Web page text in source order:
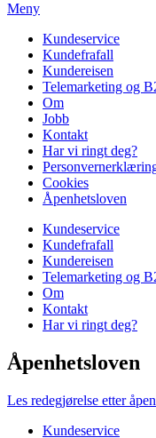
Meny
Kundeservice
Kundefrafall
Kundereisen
Telemarketing og
Om
Jobb
Kontakt
Har vi ringt deg?
Cookies
Åpenhetsloven
Kundeservice
Kundefrafall
Kundereisen
Telemarketing og
Om
Kontakt
Har vi ringt deg?
Åpenhetsloven
Les redegjørelse etter
Kundeservice